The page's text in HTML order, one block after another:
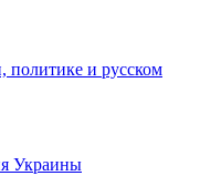
политике и русском
Украины